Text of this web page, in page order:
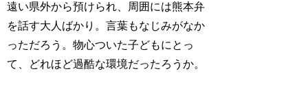
遠い県外から預けられ、周囲には熊本弁
を話す大人ばかり。言葉もなじみがなか
っただろう。物心ついた子どもにとっ
て、どれほど過酷な環境だったろうか。